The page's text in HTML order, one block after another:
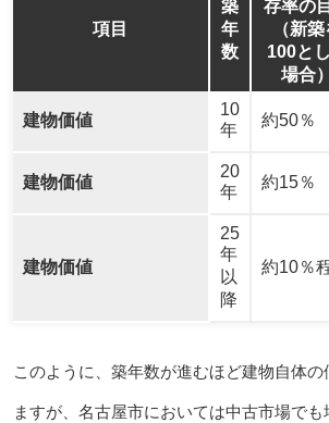
項目
築
年
数
存率の
（新
100と
場合）
建物価値
10
年
約50％
建物価値
20
年
約15％
建物価値
25
年
以
降
約10％
このように、築年数が進むほど建物自体
ますが、名古屋市においては中古市場で